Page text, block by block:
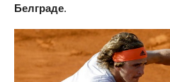
Белграде.